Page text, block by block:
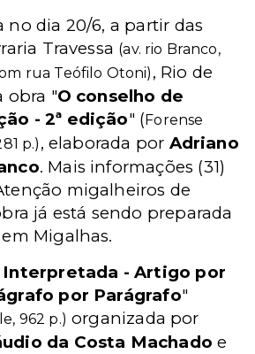
no dia 20/6, a partir das
Travessa (av. rio Branco,
rua Teófilo Otoni) , Rio de
obra "O conselho de
- 2ª edição" ( Forense
p.) , elaborada por Adriano
. Mais informações (31)
migalheiros de
já está sendo preparada
Migalhas.
Interpretada - Artigo por
por Parágrafo"
962 p.) organizada por
da Costa Machado e